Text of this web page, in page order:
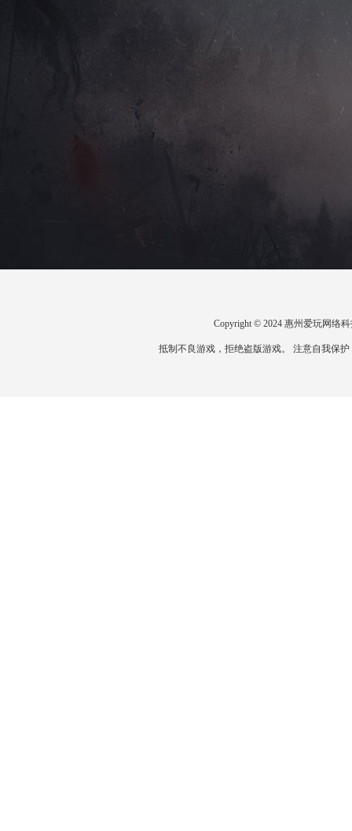
Copyright © 2024 惠州爱玩网络
抵制不良游戏，拒绝盗版游戏。 注意自我保